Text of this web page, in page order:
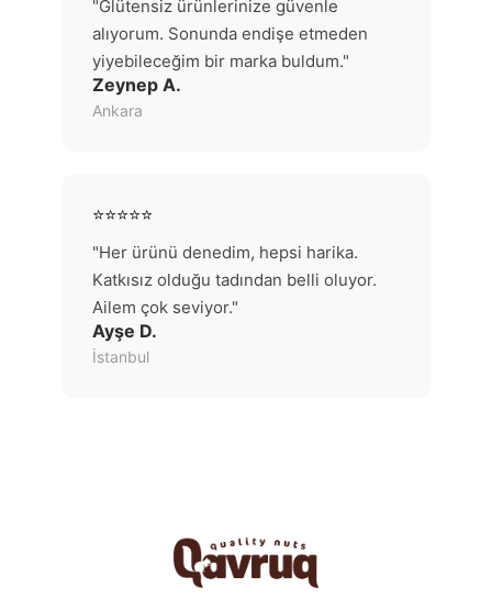
"Glütensiz ürünlerinize güvenle
alıyorum. Sonunda endişe etmeden
yiyebileceğim bir marka buldum."
Zeynep A.
Ankara
⭐⭐⭐⭐⭐
"Her ürünü denedim, hepsi harika.
Katkısız olduğu tadından belli oluyor.
Ailem çok seviyor."
Ayşe D.
İstanbul